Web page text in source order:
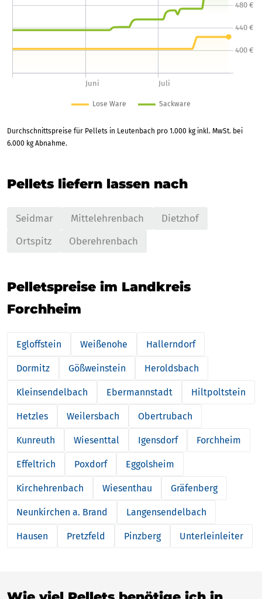
Durchschnittspreise für Pellets in Leutenbach pro 1.000 kg inkl. MwSt. bei
6.000 kg Abnahme.
Pellets liefern lassen nach
Seidmar Mittelehrenbach
Dietzhof
Ortspitz
Oberehrenbach
Pelletspreise im Landkreis
Forchheim
Egloffstein Weißenohe Hallerndorf
Dormitz Gößweinstein Heroldsbach
Kleinsendelbach Ebermannstadt Hiltpoltstein
Hetzles Weilersbach Obertrubach
Kunreuth Wiesenttal Igensdorf Forchheim
Effeltrich Poxdorf Eggolsheim
Kirchehrenbach Wiesenthau Gräfenberg
Neunkirchen a. Brand Langensendelbach
Hausen Pretzfeld Pinzberg Unterleinleiter